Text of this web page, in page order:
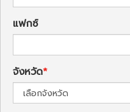
แฟกซ์
จังหวัด